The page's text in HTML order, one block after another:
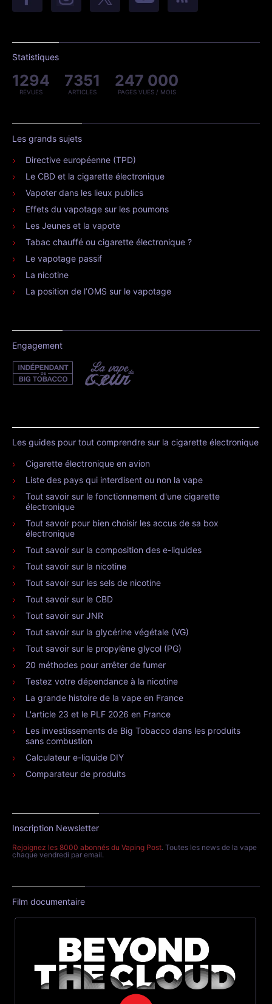
Statistiques
1294
REVUES
7351
ARTICLES
247 000
PAGES VUES / MOIS
Les grands sujets
Directive européenne (TPD)
Le CBD et la cigarette électronique
Vapoter dans les lieux publics
Effets du vapotage sur les poumons
Les Jeunes et la vapote
Tabac chauffé ou cigarette électronique ?
Le vapotage passif
La nicotine
La position de l’OMS sur le vapotage
Engagement
Les guides pour tout comprendre sur la cigarette électronique
Cigarette électronique en avion
Liste des pays qui interdisent ou non la vape
Tout savoir sur le fonctionnement d'une cigarette
électronique
Tout savoir pour bien choisir les accus de sa box
électronique
Tout savoir sur la composition des e-liquides
Tout savoir sur la nicotine
Tout savoir sur les sels de nicotine
Tout savoir sur le CBD
Tout savoir sur JNR
Tout savoir sur la glycérine végétale (VG)
Tout savoir sur le propylène glycol (PG)
20 méthodes pour arrêter de fumer
Testez votre dépendance à la nicotine
La grande histoire de la vape en France
L'article 23 et le PLF 2026 en France
Les investissements de Big Tobacco dans les produits
sans combustion
Calculateur e-liquide DIY
Comparateur de produits
Inscription Newsletter
Rejoignez les 8000 abonnés du Vaping Post. Toutes les news de la vape
chaque vendredi par email.
Film documentaire